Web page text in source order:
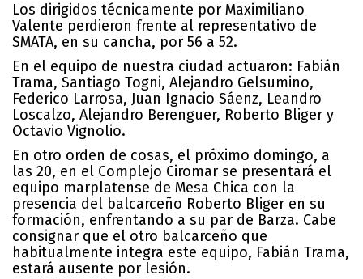
Los dirigidos técnicamente por Maximiliano
Valente perdieron frente al representativo de
SMATA, en su cancha, por 56 a 52.
En el equipo de nuestra ciudad actuaron: Fabián
Trama, Santiago Togni, Alejandro Gelsumino,
Federico Larrosa, Juan Ignacio Sáenz, Leandro
Loscalzo, Alejandro Berenguer, Roberto Bliger y
Octavio Vignolio.
En otro orden de cosas, el próximo domingo, a
las 20, en el Complejo Ciromar se presentará el
equipo marplatense de Mesa Chica con la
presencia del balcarceño Roberto Bliger en su
formación, enfrentando a su par de Barza. Cabe
consignar que el otro balcarceño que
habitualmente integra este equipo, Fabián Trama,
estará ausente por lesión.